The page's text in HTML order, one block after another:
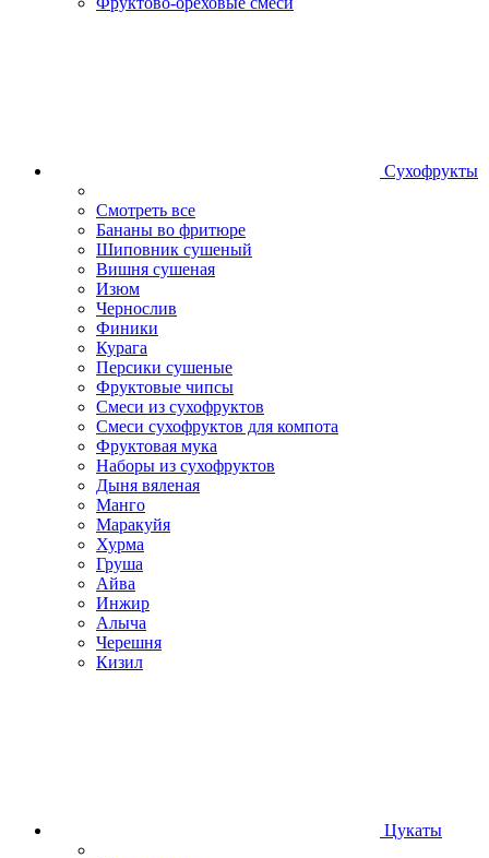
Сухофрукты
Смотреть все
Бананы во фритюре
Шиповник сушеный
Вишня сушеная
Изюм
Чернослив
Финики
Курага
Персики сушеные
Фруктовые чипсы
Смеси из сухофруктов
Смеси сухофруктов для компота
Фруктовая мука
Наборы из сухофруктов
Дыня вяленая
Манго
Маракуйя
Хурма
Груша
Айва
Инжир
Алыча
Черешня
Кизил
Цукаты